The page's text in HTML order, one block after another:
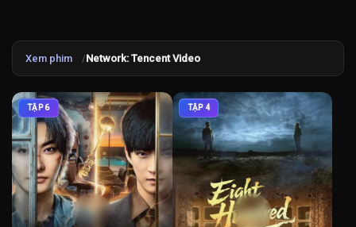
Xem phim Network: Tencent Video
TẬP 6 TẬP 4